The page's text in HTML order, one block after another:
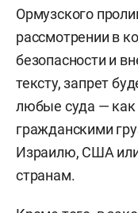
Ормузского
рассмотрении в
безопасности и
тексту, запрет
любые суда — как
гражданскими
Израилю, США
странам.